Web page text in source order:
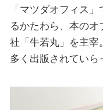
「マツダオフィス
るかたわら、本の
社「牛若丸」を主宰
多く出版されていら